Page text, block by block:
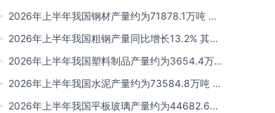
计产量同比下降10.7%
2026年上半年我国钢材产量约为71878.1万吨 同
比下降0.9% 其中河北以超亿吨产量排名第一
2026年上半年我国粗钢产量同比增长13.2% 其中
河北产量占比21.5%位居首位
2026年上半年我国塑料制品产量约为3654.4万吨
其中江苏、浙江产量分别占比18.9%、16.0%
2026年上半年我国水泥产量约为73584.8万吨 同
比下降8% 其中广东、浙江和安徽分别排名前三
2026年上半年我国平板玻璃产量约为44682.6万